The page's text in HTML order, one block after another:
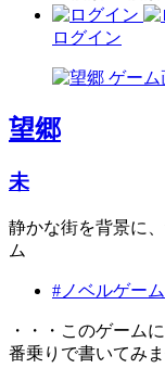
ログイン
望郷
未
静かな街を背景に
ム
#ノベルゲーム
・・・このゲーム
番乗りで書いてみ